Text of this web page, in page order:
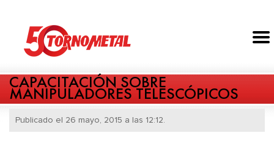
CAPACITACIÓN SOBRE
MANIPULADORES TELESCÓPICOS
Publicado el 26 mayo, 2015 a las 12:12.